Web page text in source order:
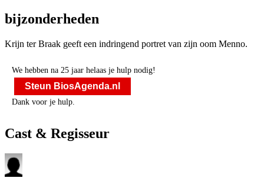
bijzonderheden
Krijn ter Braak geeft een indringend portret van zijn oom Menno.
We hebben na 25 jaar helaas je hulp nodig!
Steun BiosAgenda.nl
Dank voor je hulp.
Cast & Regisseur